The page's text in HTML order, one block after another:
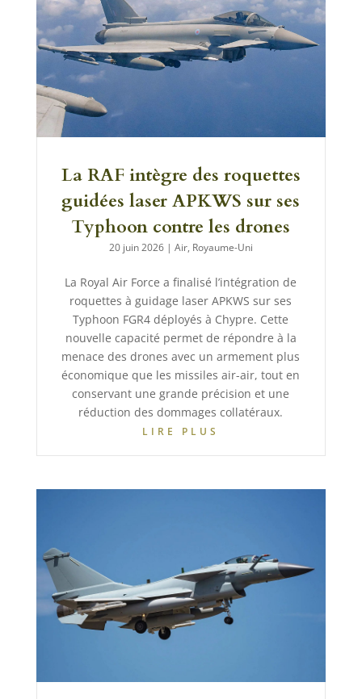
La RAF intègre des roquettes
guidées laser APKWS sur ses
Typhoon contre les drones
20 juin 2026| Air, Royaume-Uni
La Royal Air Force a finalisé l’intégration de
roquettes à guidage laser APKWS sur ses
Typhoon FGR4 déployés à Chypre. Cette
nouvelle capacité permet de répondre à la
menace des drones avec un armement plus
économique que les missiles air-air, tout en
conservant une grande précision et une
réduction des dommages collatéraux.
LIRE PLUS